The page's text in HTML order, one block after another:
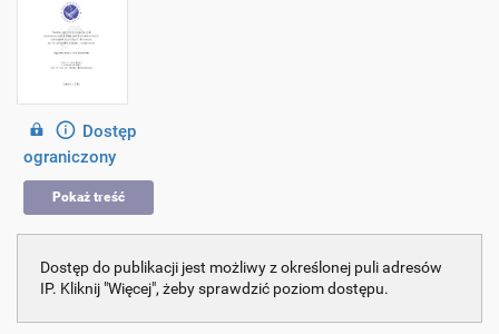
Dostęp
ograniczony
Pokaż treść
Dostęp do publikacji jest możliwy z określonej puli adresów
IP. Kliknij "Więcej", żeby sprawdzić poziom dostępu.